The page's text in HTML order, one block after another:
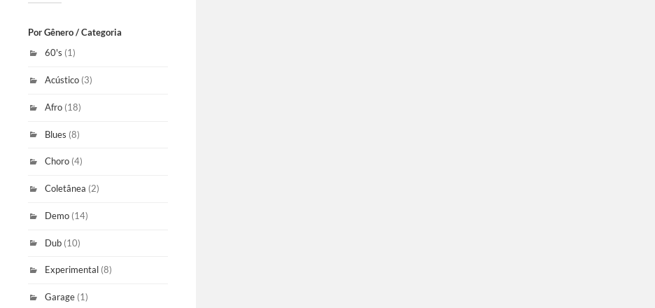
Por Gênero / Categoria
60's (1)
Acústico (3)
Afro (18)
Blues (8)
Choro (4)
Coletânea (2)
Demo (14)
Dub (10)
Experimental (8)
Garage (1)